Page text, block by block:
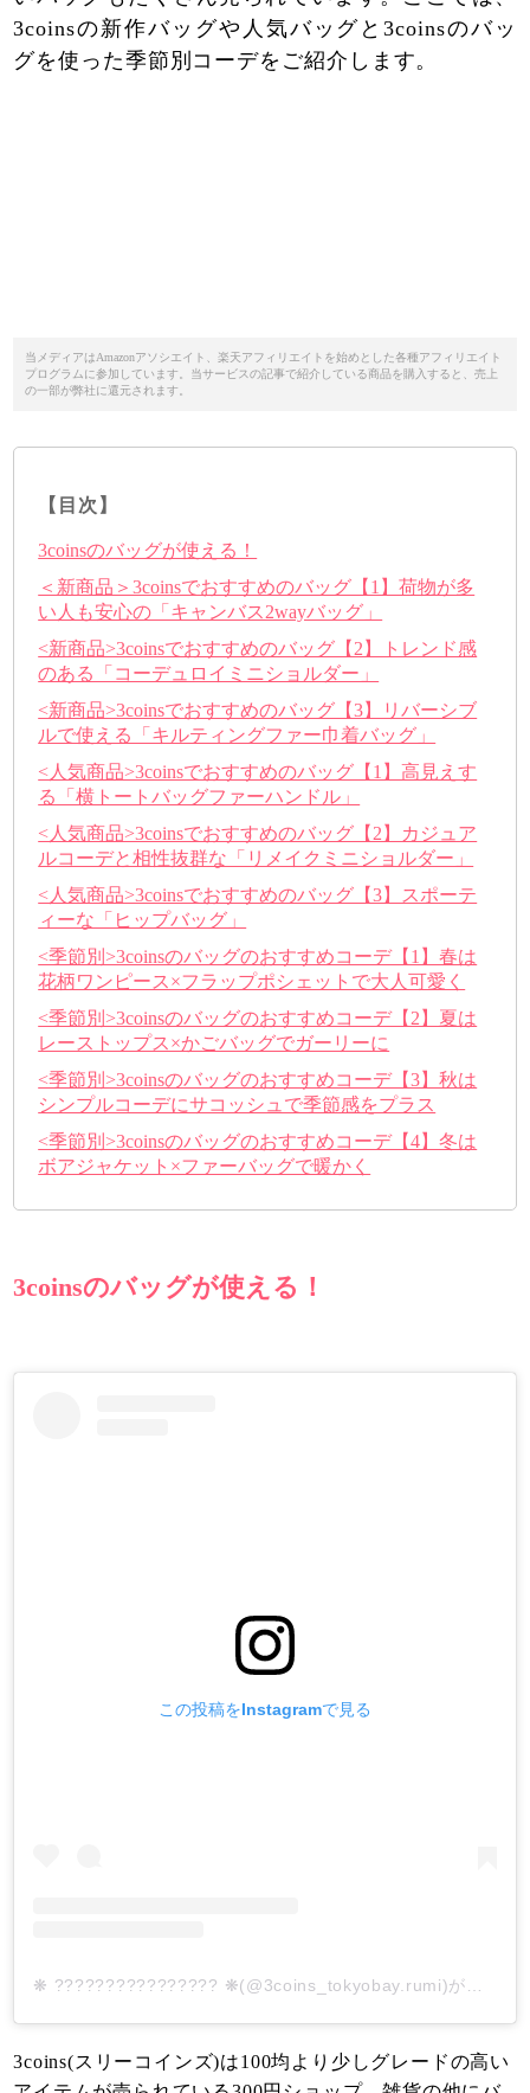
3coinsの新作バッグや人気バッグと3coinsのバッ
グを使った季節別コーデをご紹介します。
当メディアはAmazonアソシエイト、楽天アフィリエイトを始めとした各種アフィリエイト
プログラムに参加しています。当サービスの記事で紹介している商品を購入すると、売上
の一部が弊社に還元されます。
【目次】
3coinsのバッグが使える！
＜新商品＞3coinsでおすすめのバッグ【1】荷物が多
い人も安心の「キャンバス2wayバッグ」
<新商品>3coinsでおすすめのバッグ【2】トレンド感
のある「コーデュロイミニショルダー」
<新商品>3coinsでおすすめのバッグ【3】リバーシブ
ルで使える「キルティングファー巾着バッグ」
<人気商品>3coinsでおすすめのバッグ【1】高見えす
る「横トートバッグファーハンドル」
<人気商品>3coinsでおすすめのバッグ【2】カジュア
ルコーデと相性抜群な「リメイクミニショルダー」
<人気商品>3coinsでおすすめのバッグ【3】スポーテ
ィーな「ヒップバッグ」
<季節別>3coinsのバッグのおすすめコーデ【1】春は
花柄ワンピース×フラップポシェットで大人可愛く
<季節別>3coinsのバッグのおすすめコーデ【2】夏は
レーストップス×かごバッグでガーリーに
<季節別>3coinsのバッグのおすすめコーデ【3】秋は
シンプルコーデにサコッシュで季節感をプラス
<季節別>3coinsのバッグのおすすめコーデ【4】冬は
ボアジャケット×ファーバッグで暖かく
3coinsのバッグが使える！
この投稿をInstagramで見る
3coins(スリーコインズ)は100均より少しグレードの高い